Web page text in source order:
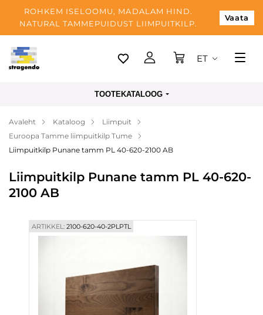
ROHKEM ISELOOMU, MADALAM HIND.
NATURAL TAMMEPUIDUST LIIMPUITKILP.
Vaata
Tallinn
Makse
Meist
Kontaktid
ET
TOOTEKATALOOG
Avaleht Kataloog
Liimpuit
Euroopa Tamme liimpuitkilp Tume
Liimpuitkilp Punane tamm PL 40-620-2100 AB
Liimpuitkilp Punane tamm PL 40-620-
2100 AB
ARTIKKEL:2100-620-40-2PLPTL